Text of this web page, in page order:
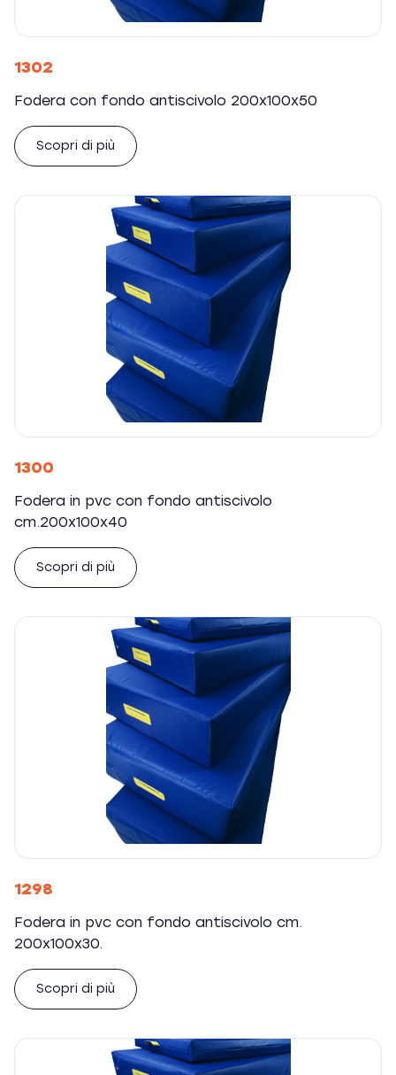
1302
Fodera con fondo antiscivolo 200x100x50
Scopri di più
1300
Fodera in pvc con fondo antiscivolo
cm.200x100x40
Scopri di più
1298
Fodera in pvc con fondo antiscivolo cm.
200x100x30.
Scopri di più